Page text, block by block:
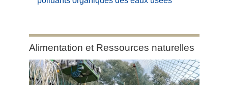
Category:
Alimentation
et
Alimentation et Ressources naturelles